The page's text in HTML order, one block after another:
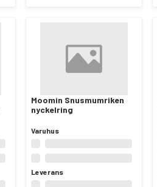
Moomin Snusmumriken
nyckelring
Varuhus
Leverans